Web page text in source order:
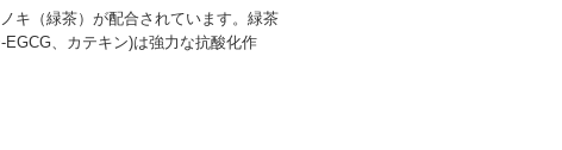
キ（緑茶）が配合されています。緑茶
、カテキン)は強力な抗酸化作